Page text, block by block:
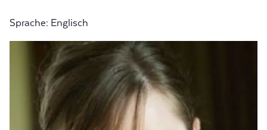
Sprache: Englisch